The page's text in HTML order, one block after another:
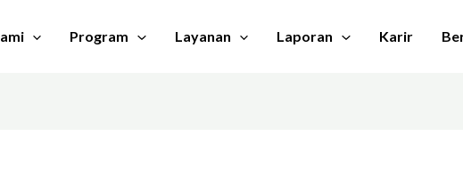
Program Layanan Laporan Karir